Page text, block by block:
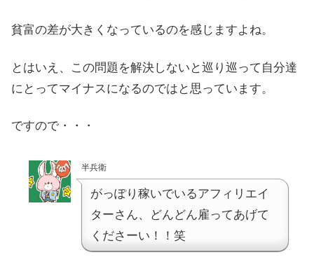
貧富の差が大きくなっているのを感じますよね。
とはいえ、この問題を解決しないと巡り巡って自分達
にとってマイナスになるのではと思っています。
ですので・・・
半兵衛
がっぽり稼いでいるアフィリエイ
ターさん、どんどん雇ってあげて
くださーい！！笑